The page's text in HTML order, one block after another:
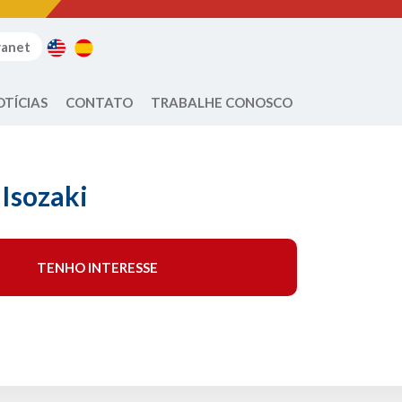
CONTATO TRABALHE CONOSCO
TENHO INTERESSE